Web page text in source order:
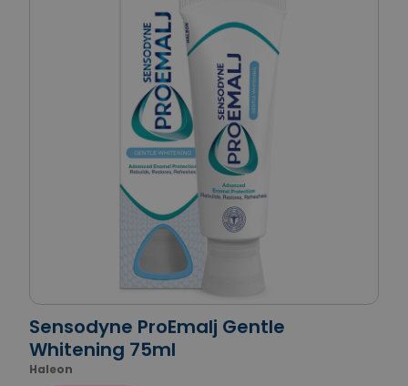
Sensodyne ProEmalj Gentle
Whitening 75ml
Haleon